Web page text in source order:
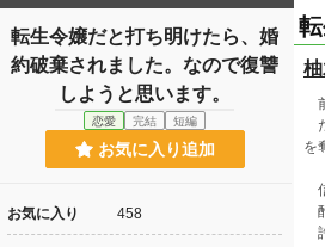
を
転生令嬢だと打ち明けたら、婚
約破棄されました。なので復讐
しようと思います。
恋愛 完結 短編
お気に入り追加
お気に入り 458